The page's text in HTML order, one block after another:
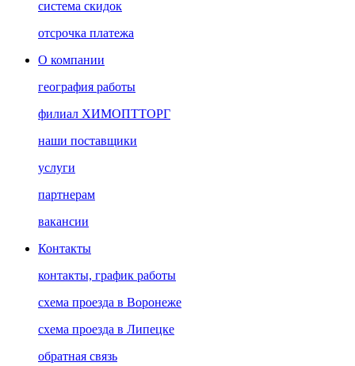
система скидок
отсрочка платежа
О компании
география работы
филиал ХИМОПТТОРГ
наши поставщики
услуги
партнерам
вакансии
Контакты
контакты, график работы
схема проезда в Воронеже
схема проезда в Липецке
обратная связь